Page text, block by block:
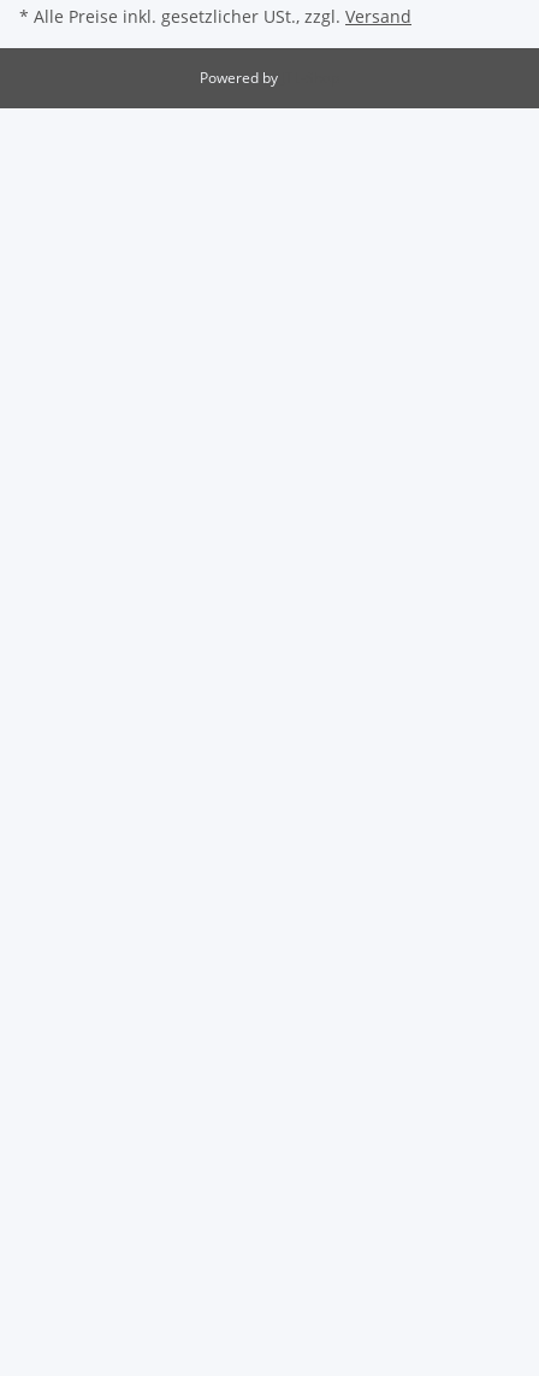
* Alle Preise inkl. gesetzlicher USt., zzgl. Versand
Powered by